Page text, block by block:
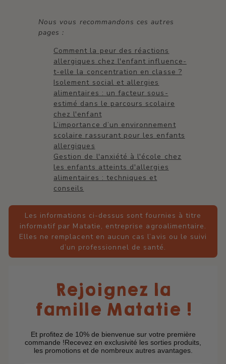
Nous vous recommandons ces autres
pages :
Comment la peur des réactions
allergiques chez l'enfant influence-
t-elle la concentration en classe ?
Isolement social et allergies
alimentaires : un facteur sous-
estimé dans le parcours scolaire
chez l'enfant
L’importance d’un environnement
scolaire rassurant pour les enfants
allergiques
Gestion de l'anxiété à l'école chez
les enfants atteints d'allergies
alimentaires : techniques et
conseils
Les informations ci-dessus sont fournies à titre
informatif par Matatie, entreprise agroalimentaire.
Elles ne remplacent en aucun cas l’avis ou le suivi
d’un professionnel de santé.
Rejoignez la
famille Matatie !
Et profitez de 10% de bienvenue sur votre première
commande !Recevez en exclusivité les sorties produits,
les promotions et de nombreux autres avantages.